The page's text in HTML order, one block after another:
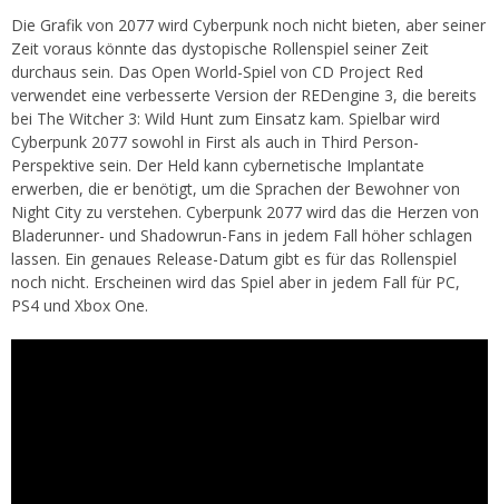
Die Grafik von 2077 wird Cyberpunk noch nicht bieten, aber seiner
Zeit voraus könnte das dystopische Rollenspiel seiner Zeit
durchaus sein. Das Open World-Spiel von CD Project Red
verwendet eine verbesserte Version der REDengine 3, die bereits
bei The Witcher 3: Wild Hunt zum Einsatz kam. Spielbar wird
Cyberpunk 2077 sowohl in First als auch in Third Person-
Perspektive sein. Der Held kann cybernetische Implantate
erwerben, die er benötigt, um die Sprachen der Bewohner von
Night City zu verstehen. Cyberpunk 2077 wird das die Herzen von
Bladerunner- und Shadowrun-Fans in jedem Fall höher schlagen
lassen. Ein genaues Release-Datum gibt es für das Rollenspiel
noch nicht. Erscheinen wird das Spiel aber in jedem Fall für PC,
PS4 und Xbox One.